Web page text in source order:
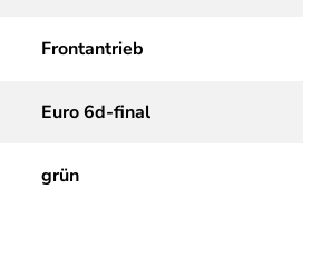
Frontantrieb
Euro 6d-final
grün